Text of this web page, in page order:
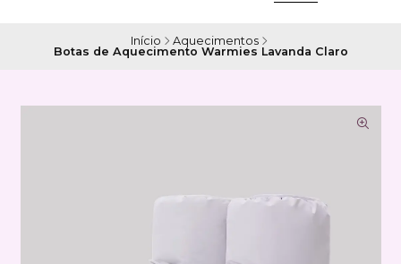
Início
Aquecimentos
Botas de Aquecimento Warmies Lavanda Claro